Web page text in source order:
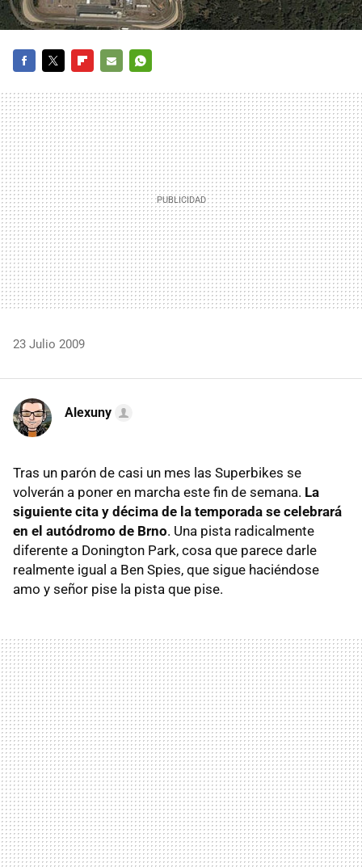
MAIL
23 Julio 2009
Alexuny
Tras un parón de casi un mes las Superbikes se
volverán a poner en marcha este fin de semana. La
siguiente cita y décima de la temporada se celebrará
en el autódromo de Brno. Una pista radicalmente
diferente a Donington Park, cosa que parece darle
realmente igual a Ben Spies, que sigue haciéndose
amo y señor pise la pista que pise.